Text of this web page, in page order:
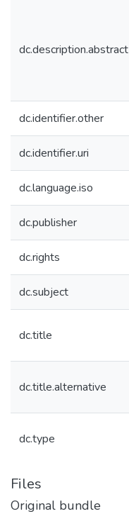
dc.description.abstract
dc.identifier.other
dc.identifier.uri
dc.language.iso
dc.publisher
dc.rights
dc.subject
dc.title
dc.title.alternative
dc.type
Files
Original bundle